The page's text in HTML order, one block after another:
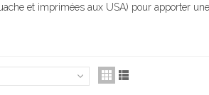
et imprimées aux USA) pour apporter